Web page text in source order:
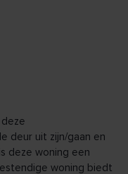
deur uit zijn/gaan en
deze woning een
woning biedt